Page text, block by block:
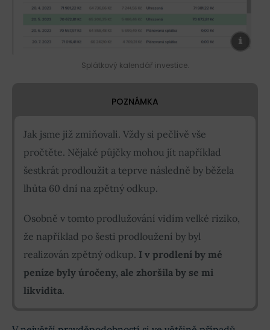
Splátkový kalendář investice.
POZNÁMKA
Jak jsme již zmiňovali. Vždy si pečlivě vše
pročtěte. Nějaké půjčky mohou jít například
šestkrát prodloužit a teprve následně by běžela
lhůta 60 dní na zpětný odkup.
Osobně v tomto prodlužování vidím velké riziko,
že například po šesti prodloužení by byl
realizován zpětný odkup. I v prodlení by mé
peníze byly úročeny, ale zhoršila by se mi
likvidita.